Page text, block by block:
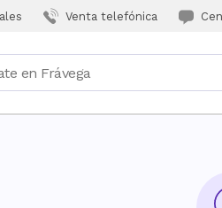
Venta telefónica